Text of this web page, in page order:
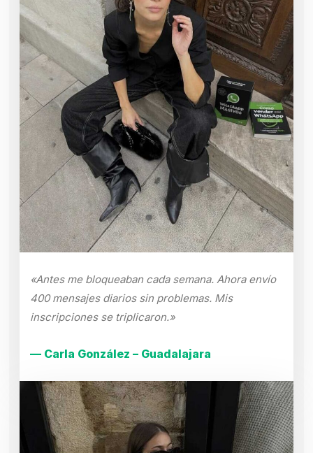
«Antes me bloqueaban cada semana. Ahora envío
400 mensajes diarios sin problemas. Mis
inscripciones se triplicaron.»
— Carla González – Guadalajara